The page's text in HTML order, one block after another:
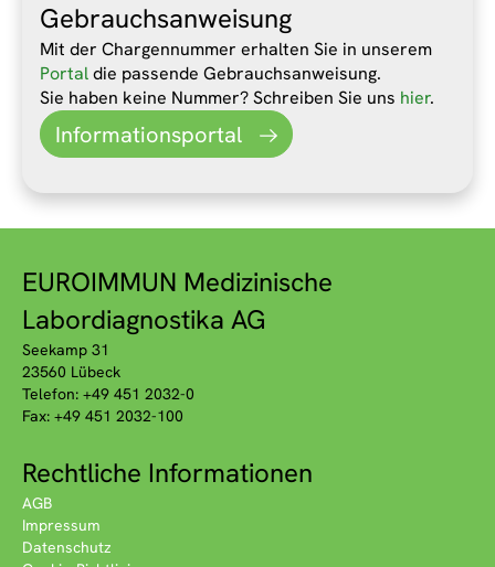
Gebrauchsanweisung
Mit der Chargennummer erhalten Sie in unserem
Portaldie passende Gebrauchsanweisung.
Sie haben keine Nummer? Schreiben Sie uns hier.
Informationsportal
EUROIMMUN Medizinische
Labordiagnostika AG
Seekamp 31
23560 Lübeck
Telefon: +49 451 2032-0
Fax: +49 451 2032-100
Rechtliche Informationen
AGB
Impressum
Datenschutz